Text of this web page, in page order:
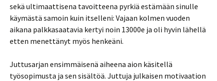
sekä ultimaattisena tavoitteena pyrkiä estämään sinulle
käymästä samoin kuin itselleni: Vajaan kolmen vuoden
aikana palkkasaatavia kertyi noin 13000e ja oli hyvin lähellä
etten menettänyt myös henkeäni.
Juttusarjan ensimmäisenä aiheena aion käsitellä
työsopimusta ja sen sisältöä. Juttuja julkaisen motivaation